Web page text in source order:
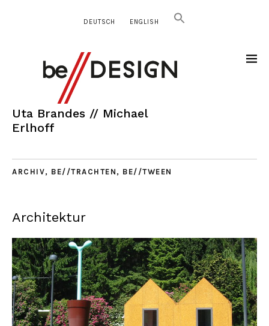
DEUTSCH ENGLISH
Uta Brandes // Michael
Erlhoff
ARCHIV, BE//TRACHTEN , BE//TWEEN
Architektur